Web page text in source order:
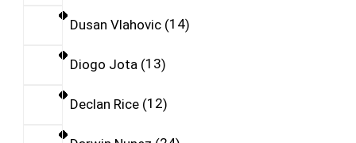
Dusan Vlahovic 14
Diogo Jota 13
Declan Rice 12